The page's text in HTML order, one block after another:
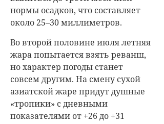
нормы осадков, что составляет
около 25–30 миллиметров.
Во второй половине июля летняя
жара попытается взять реванш,
но характер погоды станет
совсем другим. На смену сухой
азиатской жаре придут душные
«тропики» с дневными
показателями от +26 до +31